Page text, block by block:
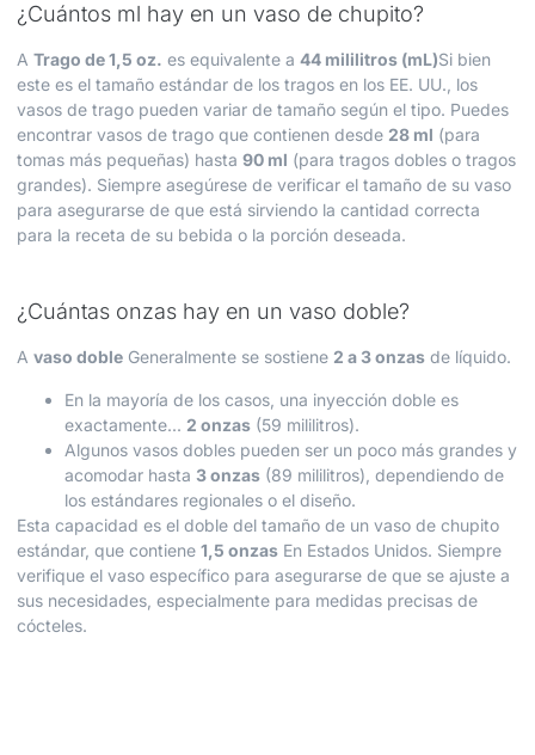
¿Cuántos ml hay en un vaso de chupito?
A Trago de 1,5 oz. es equivalente a 44 mililitros (mL)Si bien
este es el tamaño estándar de los tragos en los EE. UU., los
vasos de trago pueden variar de tamaño según el tipo. Puedes
encontrar vasos de trago que contienen desde 28 ml (para
tomas más pequeñas) hasta 90 ml (para tragos dobles o tragos
grandes). Siempre asegúrese de verificar el tamaño de su vaso
para asegurarse de que está sirviendo la cantidad correcta
para la receta de su bebida o la porción deseada.
¿Cuántas onzas hay en un vaso doble?
A vaso doble Generalmente se sostiene 2 a 3 onzas de líquido.
En la mayoría de los casos, una inyección doble es
exactamente... 2 onzas (59 mililitros).
Algunos vasos dobles pueden ser un poco más grandes y
acomodar hasta 3 onzas (89 mililitros), dependiendo de
los estándares regionales o el diseño.
Esta capacidad es el doble del tamaño de un vaso de chupito
estándar, que contiene 1,5 onzas En Estados Unidos. Siempre
verifique el vaso específico para asegurarse de que se ajuste a
sus necesidades, especialmente para medidas precisas de
cócteles.